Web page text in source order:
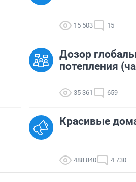
15 503 15
Дозор
потепления
35 361 659
Красивые
488 840 4 730